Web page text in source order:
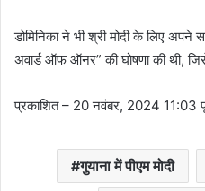
डोमिनिका ने भी श्री मोदी के लिए अपने
अवार्ड ऑफ ऑनर” की घोषणा की थी,
प्रकाशित– 20 नवंबर, 2024 11:03
गुयाना में पीएम मोदी